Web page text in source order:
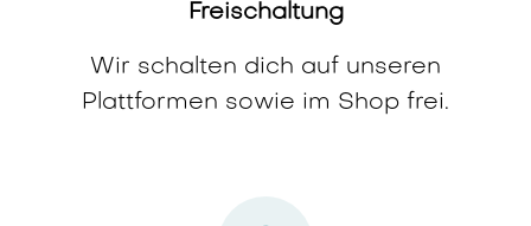
Freischaltung
Wir schalten dich auf unseren
Plattformen sowie im Shop frei.